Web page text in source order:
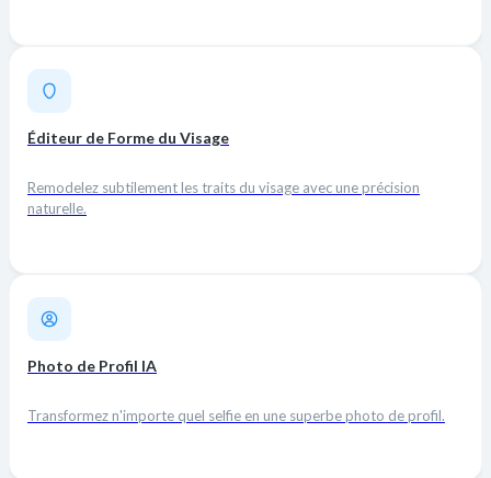
Éditeur de Forme du Visage
Remodelez subtilement les traits du visage avec une précision
naturelle.
Photo de Profil IA
Transformez n'importe quel selfie en une superbe photo de profil.